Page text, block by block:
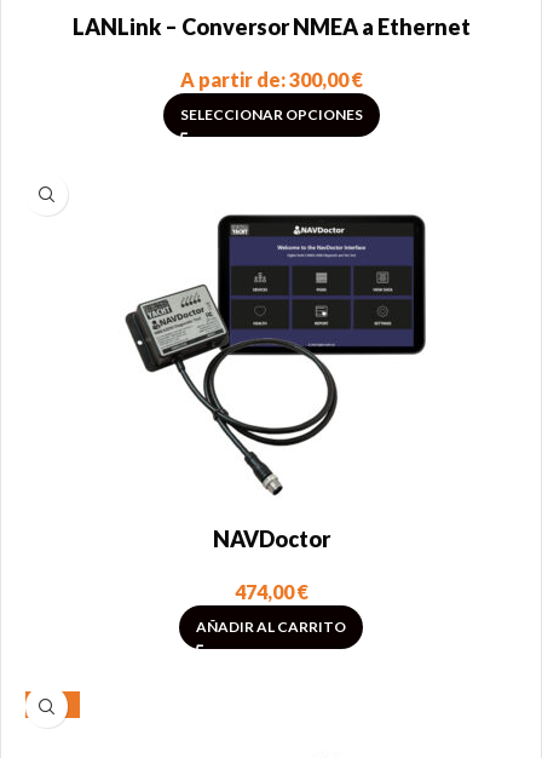
LANLink – Conversor NMEA a Ethernet
A partir de:300,00€
SELECCIONAR OPCIONES
NAVDoctor
474,00€
AÑADIR AL CARRITO
-20%